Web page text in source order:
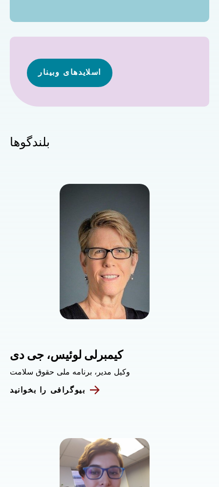
اسلایدهای وبینار
بلندگوها
کیمبرلی لوئیس، جی دی
وکیل مدیر، برنامه ملی حقوق سلامت
بیوگرافی را بخوانید